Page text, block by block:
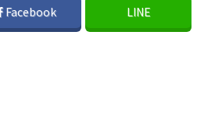
Facebook LINE